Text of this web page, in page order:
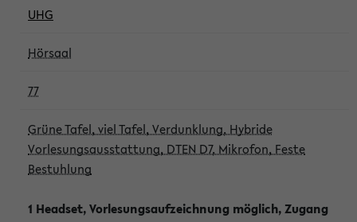
UHG
Hörsaal
77
Grüne Tafel, viel Tafel, Verdunklung, Hybride
Vorlesungsausstattung, DTEN D7, Mikrofon, Feste
Bestuhlung
1 Headset, Vorlesungsaufzeichnung möglich, Zugang